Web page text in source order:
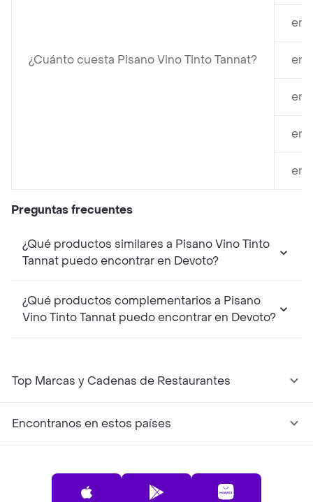
¿Cuánto cuesta Pisano Vino Tinto Tannat?
en
en
en
en
en
Preguntas frecuentes
¿Qué productos similares a Pisano Vino Tinto
Tannat puedo encontrar en Devoto?
¿Qué productos complementarios a Pisano
Vino Tinto Tannat puedo encontrar en Devoto?
Top Marcas y Cadenas de Restaurantes
Encontranos en estos países